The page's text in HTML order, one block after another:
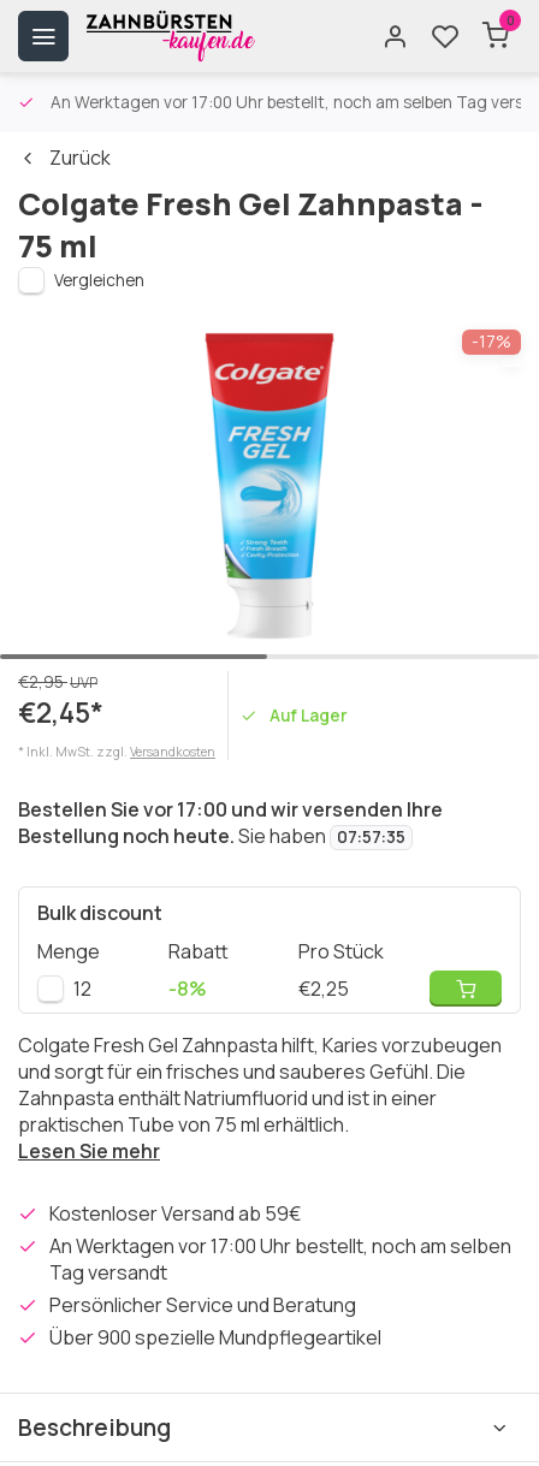
0
An Werktagen vor 17:00 Uhr bestellt, noch am selben Tag
Zurück
Colgate Fresh Gel Zahnpasta -
75 ml
Vergleichen
-17%
€2,95UVP
€2,45*
* Inkl. MwSt. zzgl. Versandkosten
Auf Lager
Bestellen Sie vor 17:00 und wir versenden Ihre
Bestellung noch heute.Sie haben 07:57:35
Bulk discount
Menge
Rabatt
Pro Stück
12
-8% €2,25
Colgate Fresh Gel Zahnpasta hilft, Karies vorzubeugen
und sorgt für ein frisches und sauberes Gefühl. Die
Zahnpasta enthält Natriumfluorid und ist in einer
praktischen Tube von 75 ml erhältlich.
Lesen Sie mehr
Kostenloser Versand ab 59€
An Werktagen vor 17:00 Uhr bestellt, noch am selben
Tag versandt
Persönlicher Service und Beratung
Über 900 spezielle Mundpflegeartikel
Beschreibung